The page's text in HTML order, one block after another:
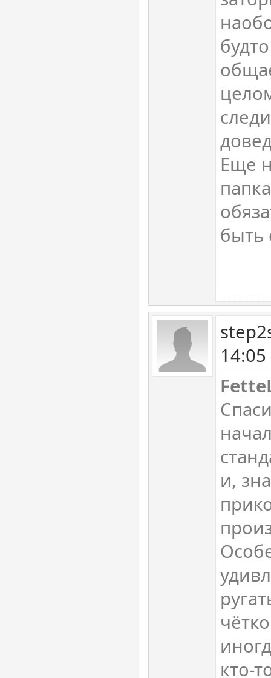
Еще
быть
и,
кто-